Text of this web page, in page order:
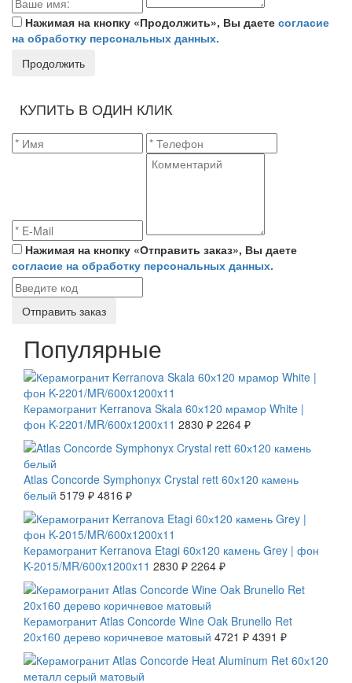
Нажимая на кнопку «Продолжить», Вы даете согласие
на обработку персональных данных.
Продолжить
КУПИТЬ В ОДИН КЛИК
Нажимая на кнопку «Отправить заказ», Вы даете
согласие на обработку персональных данных.
Отправить заказ
Популярные
СКИДКА 20 %
Керамогранит Kerranova Skala 60х120 мрамор White |
фон K-2201/MR/600x1200x11 2830 ₽ 2264 ₽
Atlas Concorde Symphonyx Crystal rett 60х120 камень
белый 5179 ₽ 4816 ₽
Керамогранит Kerranova Etagi 60х120 камень Grey | фон
K-2015/MR/600x1200x11 2830 ₽ 2264 ₽
Керамогранит Atlas Concorde Wine Oak Brunello Ret
20х160 дерево коричневое матовый 4721 ₽ 4391 ₽